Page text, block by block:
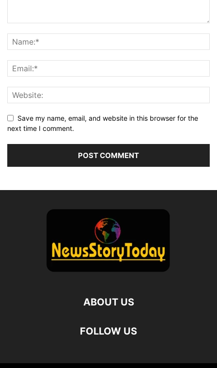
Save my name, email, and website in this browser for the
next time I comment.
ABOUT US
FOLLOW US